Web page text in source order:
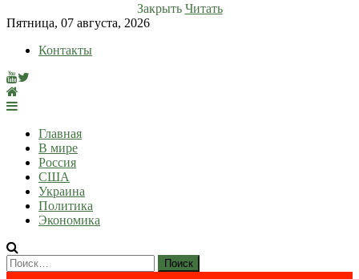
Закрыть Читать
Skip
content
Пятница, 07 августа, 2026
Контакты
lentaruss
lentaruss — Новости
Главная
В мире
Россия
США
Украина
Политика
Экономика
Найти: